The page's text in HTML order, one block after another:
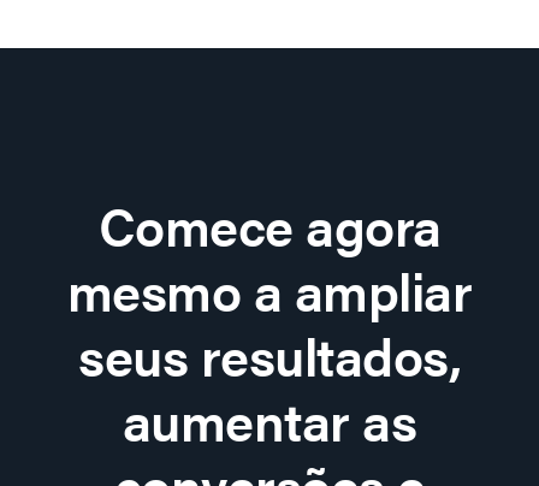
Comece agora
mesmo a ampliar
seus resultados,
aumentar as